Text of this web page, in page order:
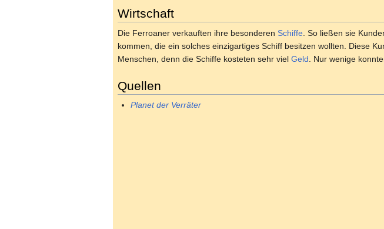
Wirtschaft
Die Ferroaner verkauften ihre besonderen Schiffe. So ließen sie
kommen, die ein solches einzigartiges Schiff besitzen wollten. Diese
Menschen, denn die Schiffe kosteten sehr viel Geld. Nur wenige
Quellen
Planet der Verräter